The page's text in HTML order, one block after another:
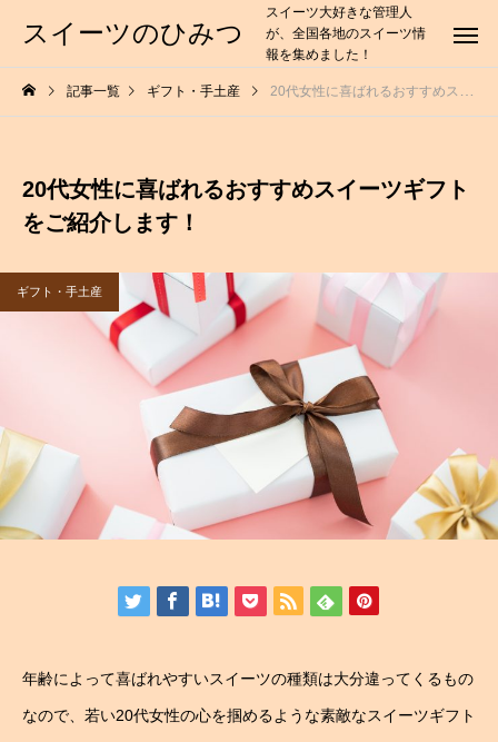
スイーツのひみつ
スイーツ大好きな管理人
が、全国各地のスイーツ情
報を集めました！
記事一覧 ギフト・手土産 20代女性に喜ばれるおすすめスイーツギフトをご紹介します！
20代女性に喜ばれるおすすめスイーツギフト
をご紹介します！
ギフト・手土産
年齢によって喜ばれやすいスイーツの種類は大分違ってくるもの
なので、若い20代女性の心を掴めるような素敵なスイーツギフト